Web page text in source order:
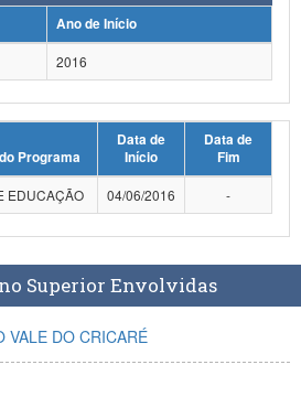
dos Direitos Humanos
Ano de Início
2016
Programa
Data de
Início
Data de
Fim
EDUCAÇÃO
04/06/2016 -
Superior Envolvidas
VALE DO CRICARÉ